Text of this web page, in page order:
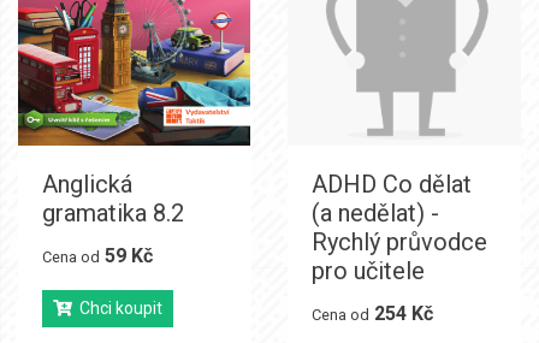
Anglická
gramatika 8.2
Cena od 59 Kč
Chci koupit
ADHD Co dělat
(a nedělat) -
Rychlý průvodce
pro učitele
Cena od 254 Kč